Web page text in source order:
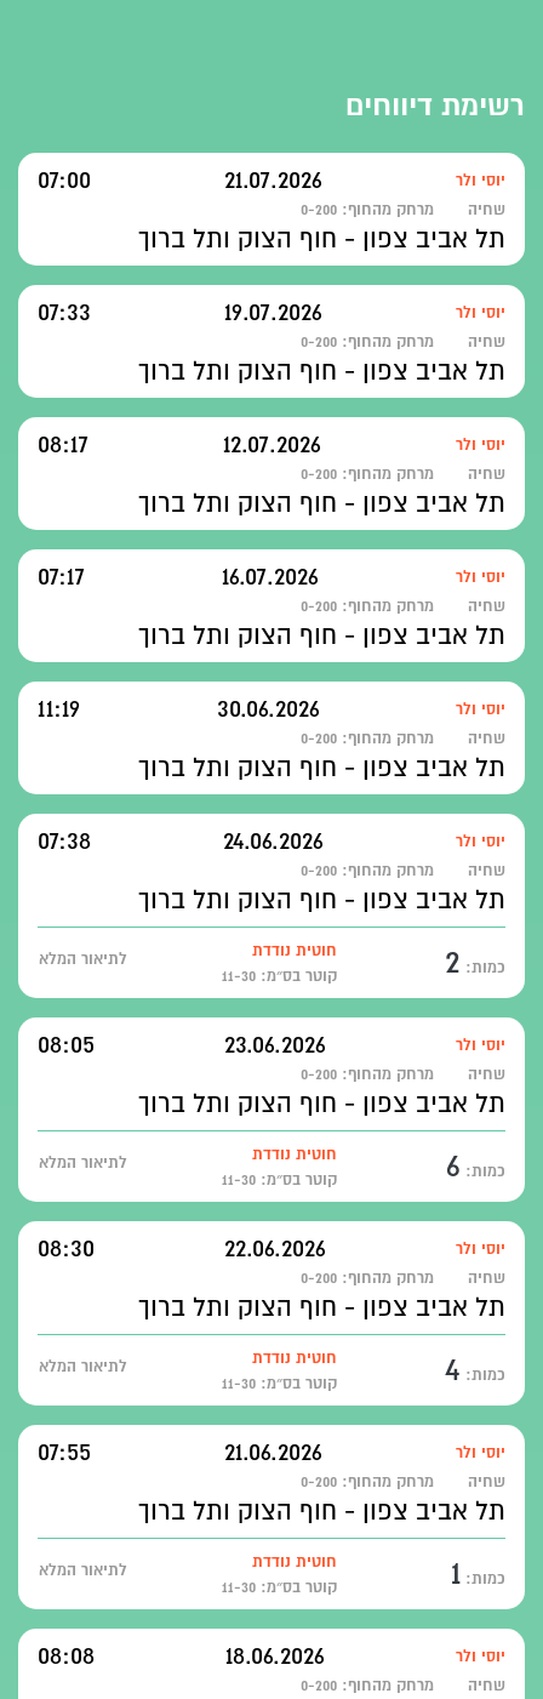
רשימת דיווחים
יוסי ולר 21.07.2026
07:00
שחיה מרחק מהחוף: 0-200
תל אביב צפון - חוף הצוק ותל ברוך
יוסי ולר 19.07.2026
07:33
שחיה מרחק מהחוף: 0-200
תל אביב צפון - חוף הצוק ותל ברוך
יוסי ולר 12.07.2026
08:17
שחיה מרחק מהחוף: 0-200
תל אביב צפון - חוף הצוק ותל ברוך
יוסי ולר 16.07.2026
07:17
שחיה מרחק מהחוף: 0-200
תל אביב צפון - חוף הצוק ותל ברוך
יוסי ולר 30.06.2026
11:19
שחיה מרחק מהחוף: 0-200
תל אביב צפון - חוף הצוק ותל ברוך
יוסי ולר 24.06.2026
07:38
שחיה מרחק מהחוף: 0-200
תל אביב צפון - חוף הצוק ותל ברוך
כמות: 2
חוטית נודדת
קוטר בס״מ: 11-30
לתיאור המלא
יוסי ולר 23.06.2026
08:05
שחיה מרחק מהחוף: 0-200
תל אביב צפון - חוף הצוק ותל ברוך
כמות: 6
חוטית נודדת
קוטר בס״מ: 11-30
לתיאור המלא
יוסי ולר 22.06.2026
08:30
שחיה מרחק מהחוף: 0-200
תל אביב צפון - חוף הצוק ותל ברוך
כמות: 4
חוטית נודדת
קוטר בס״מ: 11-30
לתיאור המלא
יוסי ולר 21.06.2026
07:55
שחיה מרחק מהחוף: 0-200
תל אביב צפון - חוף הצוק ותל ברוך
כמות: 1
חוטית נודדת
קוטר בס״מ: 11-30
לתיאור המלא
יוסי ולר 18.06.2026
08:08
שחיה מרחק מהחוף: 0-200